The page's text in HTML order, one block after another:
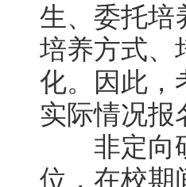
生、委托培
培养方式、
化。因此，
实际情况报
非定向研
位，在校期